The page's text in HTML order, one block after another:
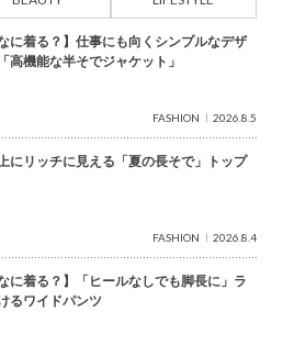
なに着る？】仕事にも向くシンプルなデザ
高機能な半そでジャケット」
FASHION 2026.8.5
にリッチに見える「夏の長そで」トップ
FASHION 2026.8.4
なに着る？】「ヒールなしでも脚長に」ラ
るワイドパンツ